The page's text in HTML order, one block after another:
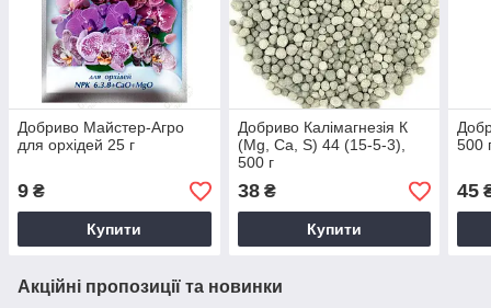
Добриво Майстер-Агро
для орхідей 25 г
9 ₴
Купити
Добриво Калімагнезія К
(Мg, Ca, S) 44 (15-5-3),
500 г
38₴
Купити
500
45
Акційні пропозиції та новинки